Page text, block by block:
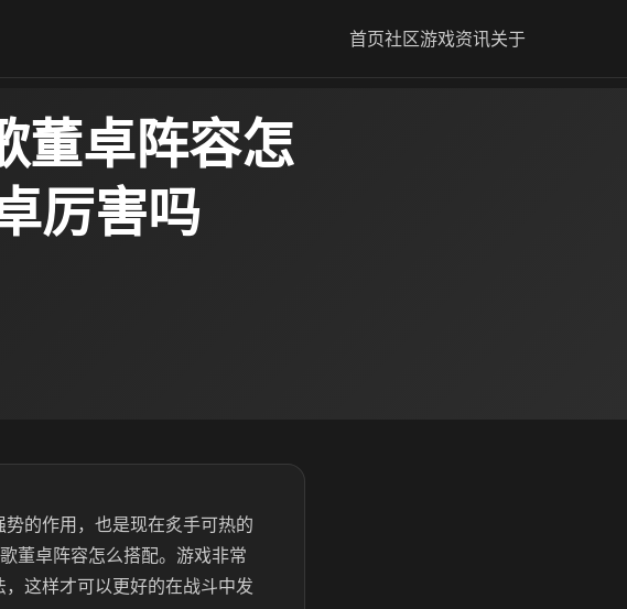
首页社区游戏资讯关于
董卓阵容怎
厉害吗
的作用，也是现在炙手可热的
董卓阵容怎么搭配。游戏非常
这样才可以更好的在战斗中发